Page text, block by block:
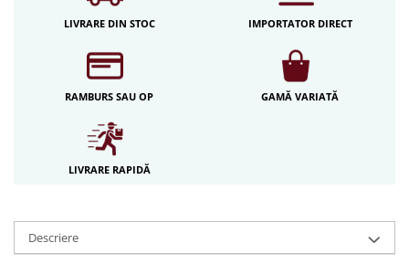
Iluminat decorativ de Craciun
LIVRARE DIN STOC IMPORTATOR DIRECT
RAMBURS SAU OP GAMĂ VARIATĂ
LIVRARE RAPIDĂ
Descriere